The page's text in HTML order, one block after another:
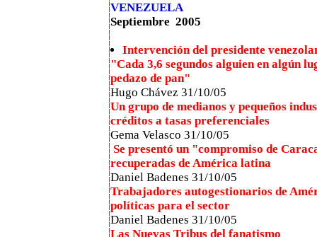
VENEZUELA
Septiembre 2005
Intervención del presidente
"Cada 3,6 segundos alguien en algún
pedazo de pan"
Hugo Chávez 31/10/05
Un grupo de medianos y pequeños
créditos a tasas preferenciales
Gema Velasco 31/10/05
Se presentó un "compromiso de
recuperadas de América latina
Daniel Badenes 31/10/05
Trabajadores autogestionarios de
políticas para el sector
Daniel Badenes 31/10/05
Las Nuevas Tribus del fanatismo